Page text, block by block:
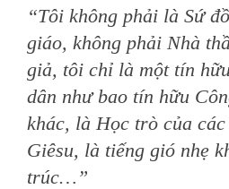
“Tôi không phải là Sứ
giáo, không phải Nhà
giả, tôi chỉ là một tín
dân như bao tín hữu
khác, là Học trò của
Giêsu, là tiếng gió nhẹ
trúc…”